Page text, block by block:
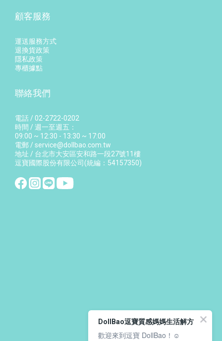
顧客服務
運送服務方式
退換貨政策
隱私政策
專櫃據點
聯絡我們
電話 / 02-2722-0202
時間 / 週一至週五：
09:00 ~ 12:30 - 13:30 ~ 17:00
電郵 / service@dollbao.com.tw
地址 / 台北市大安區安和路一段27號11樓
逗寶國際股份有限公司(統編：54157350)
DollBao逗寶質感媽媽生活解方
歡迎來到逗寶 DollBao！☺️